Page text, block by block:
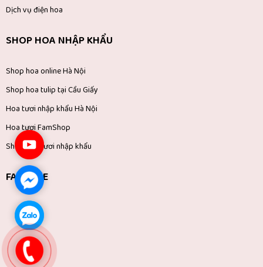
Dịch vụ điện hoa
SHOP HOA NHẬP KHẨU
Shop hoa online Hà Nội
Shop hoa tulip tại Cầu Giấy
Hoa tươi nhập khẩu Hà Nội
Hoa tươi FamShop
Shop hoa tươi nhập khẩu
FANPAGE